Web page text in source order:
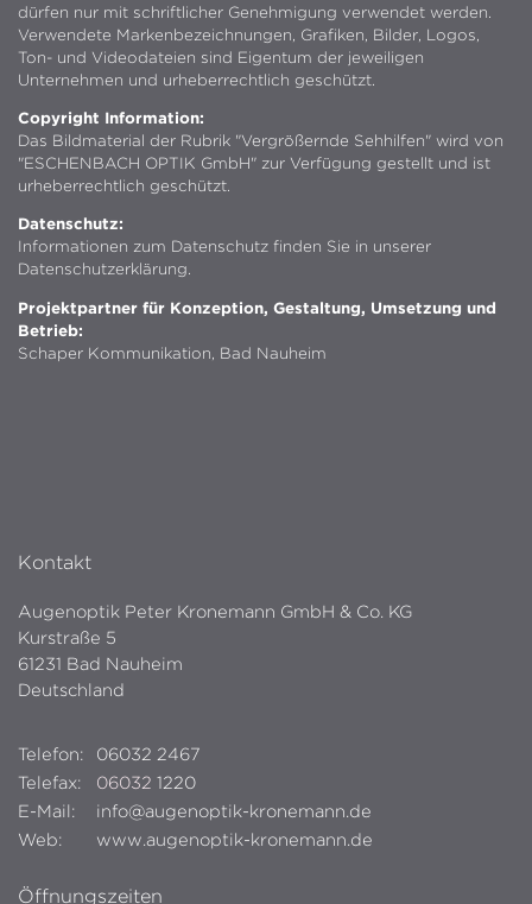
dürfen nur mit schriftlicher Genehmigung verwendet werden.
Verwendete Markenbezeichnungen, Grafiken, Bilder, Logos,
Ton- und Videodateien sind Eigentum der jeweiligen
Unternehmen und urheberrechtlich geschützt.
Copyright Information:
Das Bildmaterial der Rubrik "Vergrößernde Sehhilfen" wird von
"ESCHENBACH OPTIK GmbH" zur Verfügung gestellt und ist
urheberrechtlich geschützt.
Datenschutz:
Informationen zum Datenschutz finden Sie in unserer
Datenschutzerklärung.
Projektpartner für Konzeption, Gestaltung, Umsetzung und
Betrieb:
Schaper Kommunikation, Bad Nauheim
Kontakt
Augenoptik Peter Kronemann GmbH & Co. KG
Kurstraße 5
61231 Bad Nauheim
Deutschland
Telefon:
06032 2467
Telefax:
06032 1220
E-Mail:
info@augenoptik-kronemann.de
Web:
www.augenoptik-kronemann.de
Öffnungszeiten